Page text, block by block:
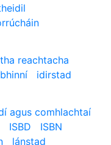
reachtacha
idirstad
agus comhlachtaí
ISBD
ISBN
lánstad